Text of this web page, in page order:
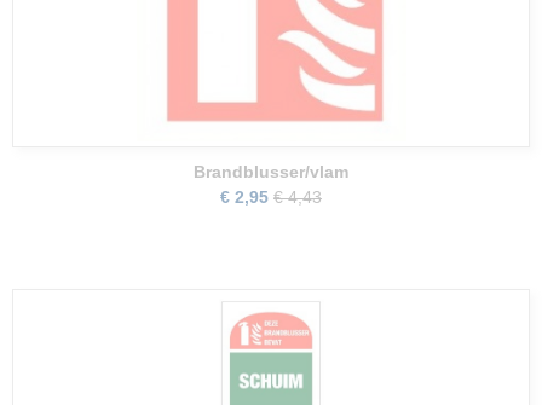
Brandblusser/vlam
€ 2,95 € 4,43